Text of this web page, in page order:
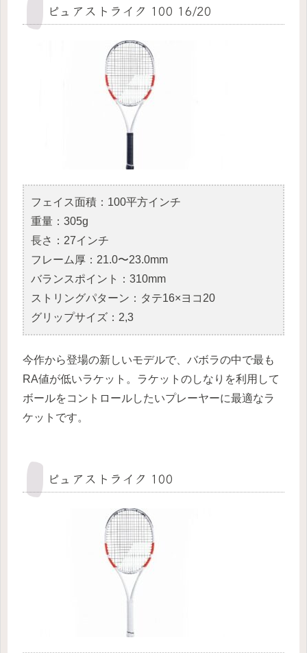
ピュアストライク 100 16/20
フェイス面積：100平方インチ
重量：305g
長さ：27インチ
フレーム厚：21.0〜23.0mm
バランスポイント：310mm
ストリングパターン：タテ16×ヨコ20
グリップサイズ：2,3
今作から登場の新しいモデルで、バボラの中で最も
RA値が低いラケット。ラケットのしなりを利用して
ボールをコントロールしたいプレーヤーに最適なラ
ケットです。
ピュアストライク 100